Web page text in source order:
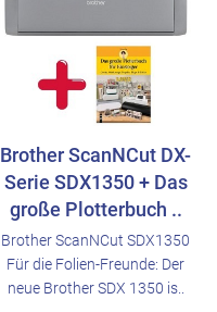
Brother ScanNCut DX-
Serie SDX1350 + Das
große Plotterbuch ..
Brother ScanNCut SDX1350
Für die Folien-Freunde: Der
neue Brother SDX 1350 is..